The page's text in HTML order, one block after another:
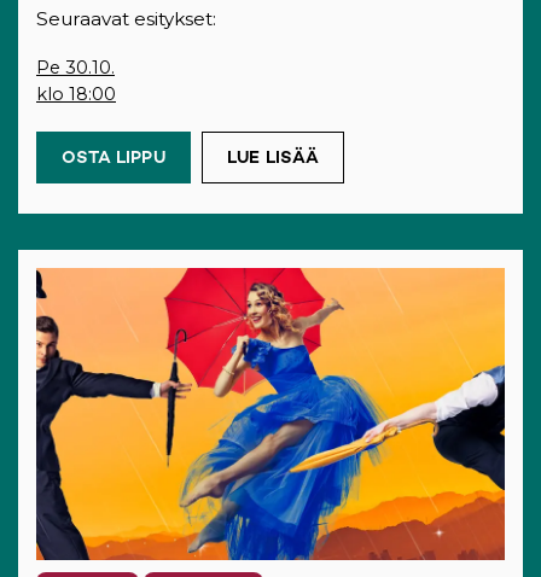
Seuraavat esitykset:
Pe 30.10.
klo 18:00
OSTA LIPPU(OPENS IN A NEW TAB)
LUE LISÄÄ